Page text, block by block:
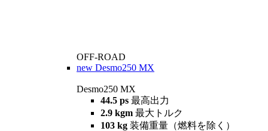
OFF-ROAD
new Desmo250 MX
Desmo250 MX
44.5 ps 最高出力
2.9 kgm 最大トルク
103 kg 装備重量（燃料を除く）